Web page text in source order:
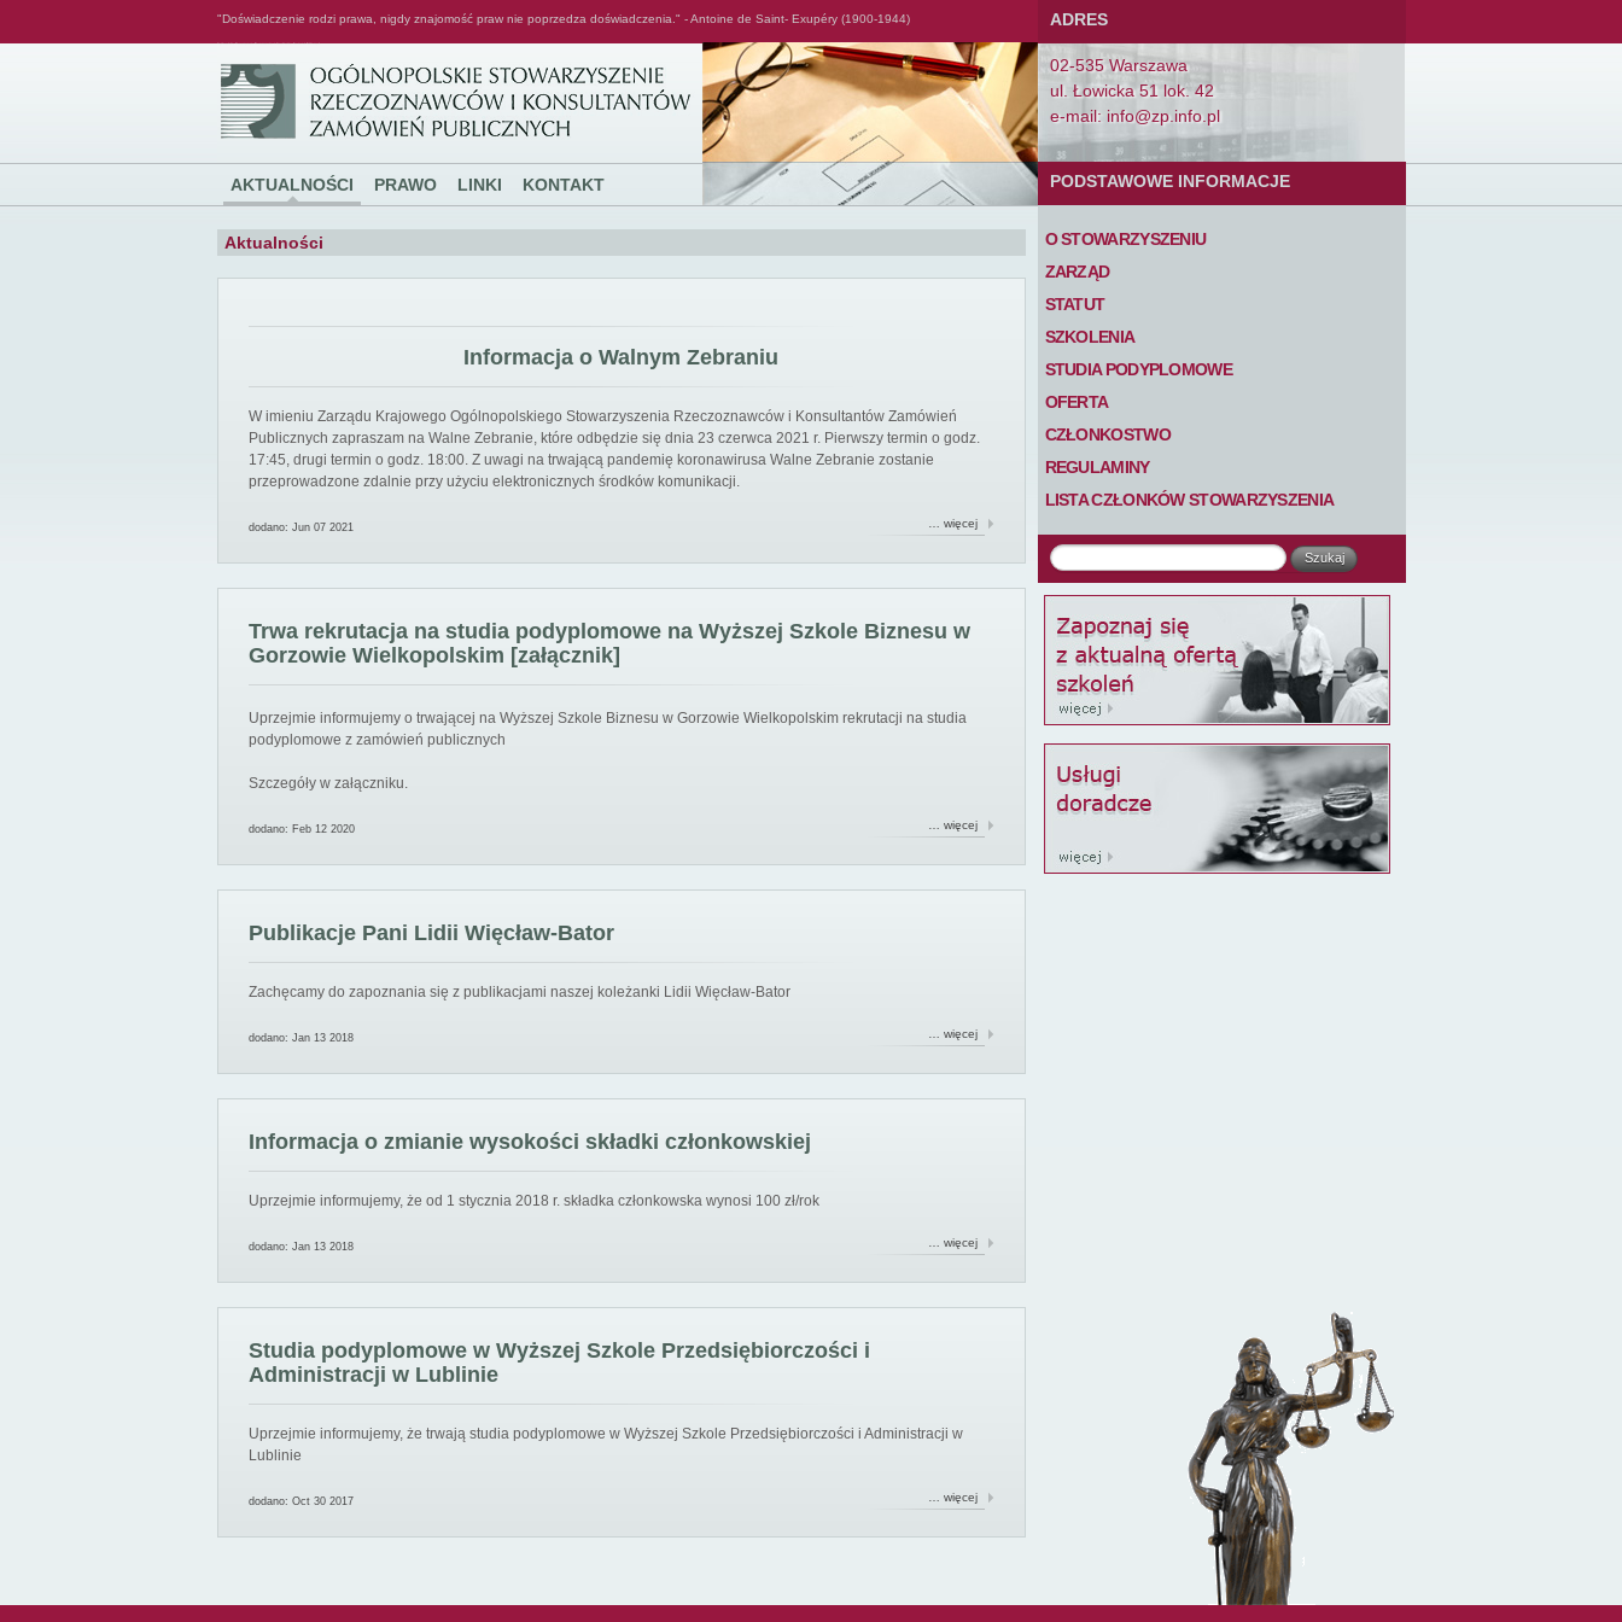
"Doświadczenie rodzi prawa, nigdy znajomość praw nie poprzedza doświadczenia." - Antoine de Saint- Exupéry (1900-1944)
AKTUALNOŚCI PRAWO LINKI KONTAKT
ADRES
02-535 Warszawa
ul. Łowicka 51 lok. 42
e-mail: info@zp.info.pl
PODSTAWOWE INFORMACJE
O STOWARZYSZENIU
ZARZĄD
STATUT
SZKOLENIA
STUDIA PODYPLOMOWE
OFERTA
CZŁONKOSTWO
REGULAMINY
LISTA CZŁONKÓW STOWARZYSZENIA
Aktualności
Informacja o Walnym Zebraniu
W imieniu Zarządu Krajowego Ogólnopolskiego Stowarzyszenia Rzeczoznawców i Konsultantów Zamówień
Publicznych zapraszam na Walne Zebranie, które odbędzie się dnia 23 czerwca 2021 r. Pierwszy termin o godz.
17:45, drugi termin o godz. 18:00. Z uwagi na trwającą pandemię koronawirusa Walne Zebranie zostanie
przeprowadzone zdalnie przy użyciu elektronicznych środków komunikacji.
dodano: Jun 07 2021 … więcej
Trwa rekrutacja na studia podyplomowe na Wyższej Szkole Biznesu w
Gorzowie Wielkopolskim [załącznik]
Uprzejmie informujemy o trwającej na Wyższej Szkole Biznesu w Gorzowie Wielkopolskim rekrutacji na studia
podyplomowe z zamówień publicznych
Szczegóły w załączniku.
dodano: Feb 12 2020 … więcej
Publikacje Pani Lidii Więcław-Bator
Zachęcamy do zapoznania się z publikacjami naszej koleżanki Lidii Więcław-Bator
dodano: Jan 13 2018 … więcej
Informacja o zmianie wysokości składki członkowskiej
Uprzejmie informujemy, że od 1 stycznia 2018 r. składka członkowska wynosi 100 zł/rok
dodano: Jan 13 2018 … więcej
Studia podyplomowe w Wyższej Szkole Przedsiębiorczości i
Administracji w Lublinie
Uprzejmie informujemy, że trwają studia podyplomowe w Wyższej Szkole Przedsiębiorczości i Administracji w
Lublinie
dodano: Oct 30 2017 … więcej